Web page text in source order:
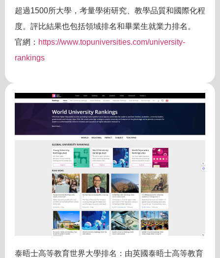
超過1500所大學，考量學術研究、教學品質和國際化程
度。評比結果也包括領域排名和畢業生就業力排名。
官網： https://www.topuniversities.com/university-
rankings
泰晤士高等教育世界大學排名：由英國泰晤士高等教育